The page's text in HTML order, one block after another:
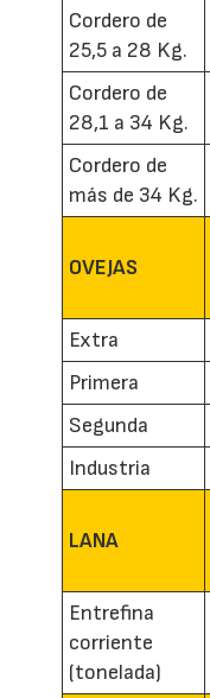
Cordero de
25,5 a 28 Kg.
Cordero de
28,1 a 34 Kg.
Cordero de
más de 34 Kg.
OVEJAS
Extra
Primera
Segunda
Industria
LANA
Entrefina
corriente
(tonelada)